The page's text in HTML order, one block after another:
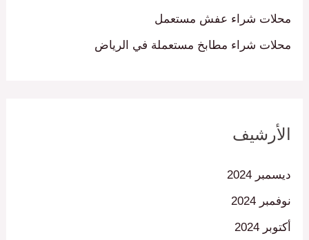
محلات شراء عفش مستعمل
محلات شراء مطابخ مستعملة في الرياض
الأرشيف
ديسمبر 2024
نوفمبر 2024
أكتوبر 2024